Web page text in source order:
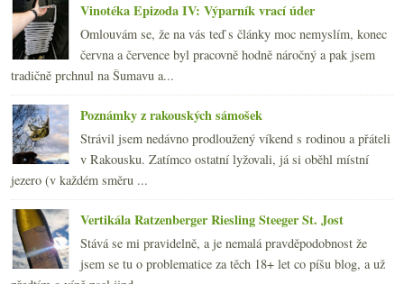
Vinotéka Epizoda IV: Výparník vrací úder
Omlouvám se, že na vás teď s články moc nemyslím, konec
června a července byl pracovně hodně náročný a pak jsem
tradičně prchnul na Šumavu a...
Poznámky z rakouských sámošek
Strávil jsem nedávno prodloužený víkend s rodinou a přáteli
v Rakousku. Zatímco ostatní lyžovali, já si oběhl místní
jezero (v každém směru ...
Vertikála Ratzenberger Riesling Steeger St. Jost
Stává se mi pravidelně, a je nemalá pravděpodobnost že
jsem se tu o problematice za těch 18+ let co píšu blog, a už